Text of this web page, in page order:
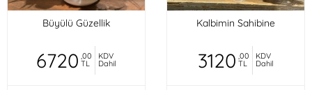
Büyülü Güzellik
6720 ,00
TL
KDV
Dahil
Kalbimin Sahibine
3120 ,00
TL
KDV
Dahil